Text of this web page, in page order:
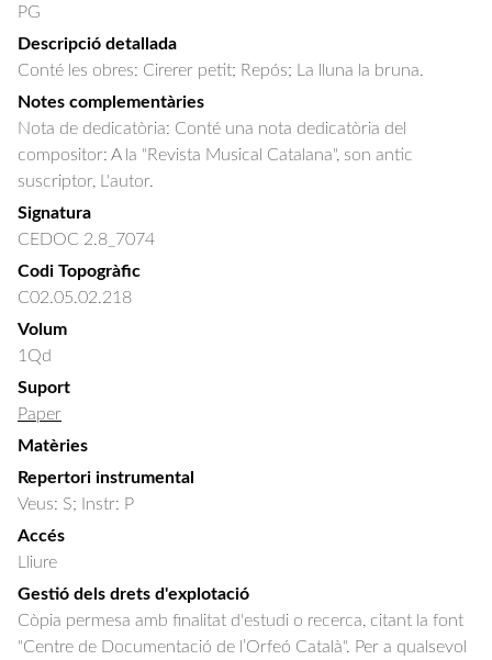
PG
Descripció detallada
Conté les obres: Cirerer petit; Repós; La lluna la bruna.
Notes complementàries
Nota de dedicatòria: Conté una nota dedicatòria del
compositor: A la "Revista Musical Catalana", son antic
suscriptor, L'autor.
Signatura
CEDOC 2.8_7074
Codi Topogràfic
C02.05.02.218
Volum
1Qd
Suport
Paper
Matèries
Repertori instrumental
Veus: S; Instr: P
Accés
Lliure
Gestió dels drets d'explotació
Còpia permesa amb finalitat d'estudi o recerca, citant la font
"Centre de Documentació de l’Orfeó Català". Per a qualsevol